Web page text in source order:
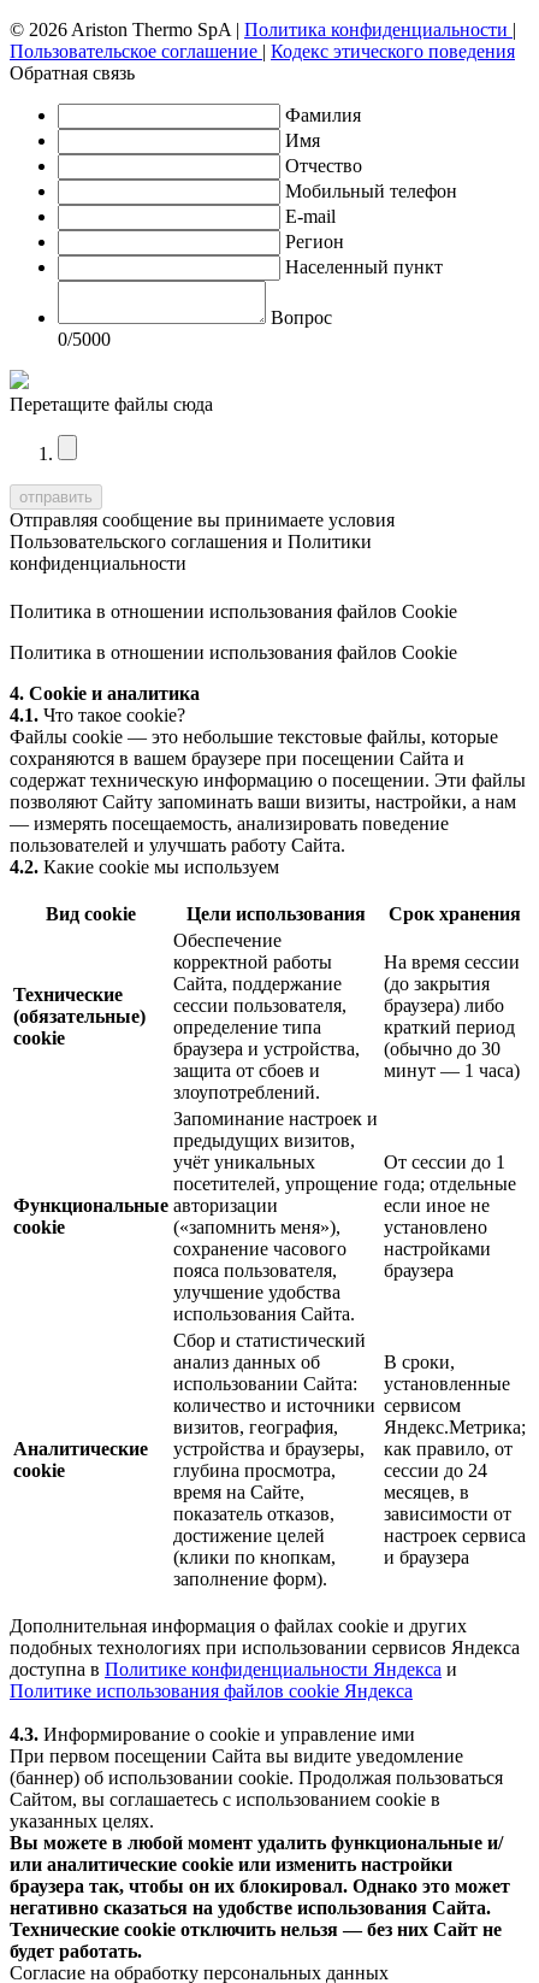
© 2026 Ariston Thermo SpA | Политика конфиденциальности |
Пользовательское соглашение | Кодекс этического поведения
Обратная связь
Фамилия
Имя
Отчество
Мобильный телефон
E-mail
Регион
Населенный пункт
Вопрос
0/5000
Перетащите файлы сюда
Отправляя сообщение вы принимаете условия
Пользовательского соглашения и Политики
конфиденциальности
Политика в отношении использования файлов Cookie
Политика в отношении использования файлов Cookie
4. Cookie и аналитика
4.1. Что такое cookie?
Файлы cookie — это небольшие текстовые файлы, которые
сохраняются в вашем браузере при посещении Сайта и
содержат техническую информацию о посещении. Эти файлы
позволяют Сайту запоминать ваши визиты, настройки, а нам
— измерять посещаемость, анализировать поведение
пользователей и улучшать работу Сайта.
4.2. Какие cookie мы используем
Вид cookie Цели использования Срок хранения
Технические
(обязательные)
cookie
Обеспечение
корректной работы
Сайта, поддержание
сессии пользователя,
определение типа
браузера и устройства,
защита от сбоев и
злоупотреблений.
На время сессии
(до закрытия
браузера) либо
краткий период
(обычно до 30
минут — 1 часа)
Функциональные
cookie
Запоминание настроек и
предыдущих визитов,
учёт уникальных
посетителей, упрощение
авторизации
(«запомнить меня»),
сохранение часового
пояса пользователя,
улучшение удобства
использования Сайта.
От сессии до 1
года; отдельные
если иное не
установлено
настройками
браузера
Аналитические
cookie
Сбор и статистический
анализ данных об
использовании Сайта:
количество и источники
визитов, география,
устройства и браузеры,
глубина просмотра,
время на Сайте,
показатель отказов,
достижение целей
(клики по кнопкам,
заполнение форм).
В сроки,
установленные
сервисом
Яндекс.Метрика;
как правило, от
сессии до 24
месяцев, в
зависимости от
настроек сервиса
и браузера
Дополнительная информация о файлах cookie и других
подобных технологиях при использовании сервисов Яндекса
доступна в Политике конфиденциальности Яндекса и
Политике использования файлов cookie Яндекса
4.3. Информирование о cookie и управление ими
При первом посещении Сайта вы видите уведомление
(баннер) об использовании cookie. Продолжая пользоваться
Сайтом, вы соглашаетесь с использованием cookie в
указанных целях.
Вы можете в любой момент удалить функциональные и/
или аналитические cookie или изменить настройки
браузера так, чтобы он их блокировал. Однако это может
негативно сказаться на удобстве использования Сайта.
Технические cookie отключить нельзя — без них Сайт не
будет работать.
Согласие на обработку персональных данных